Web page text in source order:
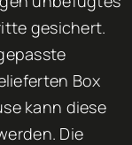
gesichert.
Box
kann diese
Die